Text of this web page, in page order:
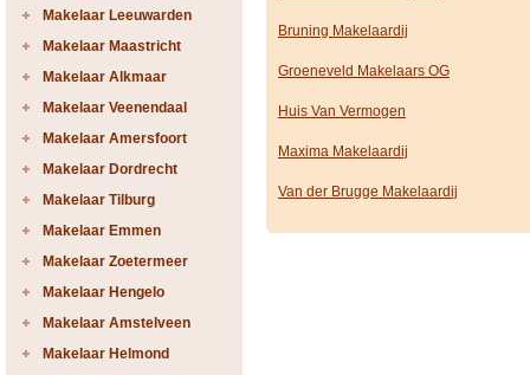
Makelaar Leeuwarden
Makelaar Maastricht
Makelaar Alkmaar
Makelaar Veenendaal
Makelaar Amersfoort
Makelaar Dordrecht
Makelaar Tilburg
Makelaar Emmen
Makelaar Zoetermeer
Makelaar Hengelo
Makelaar Amstelveen
Makelaar Helmond
Bruning Makelaardij
Groeneveld Makelaars OG
Huis Van Vermogen
Maxima Makelaardij
Van der Brugge Makelaardij